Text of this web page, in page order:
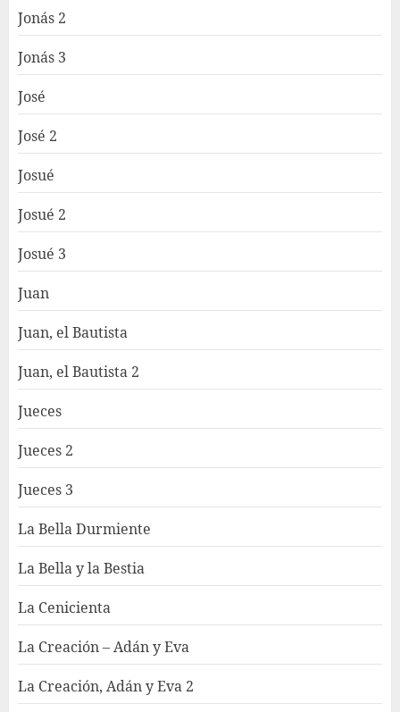
Jonás 2
Jonás 3
José
José 2
Josué
Josué 2
Josué 3
Juan
Juan, el Bautista
Juan, el Bautista 2
Jueces
Jueces 2
Jueces 3
La Bella Durmiente
La Bella y la Bestia
La Cenicienta
La Creación – Adán y Eva
La Creación, Adán y Eva 2